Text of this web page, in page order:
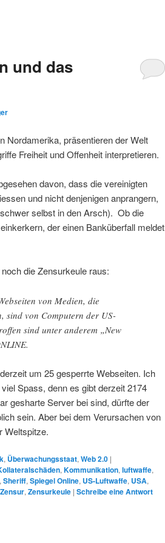
und das
Nordamerika, präsentieren der Welt
Freiheit und Offenheit interpretieren.
davon, dass die vereinigten
und nicht denjenigen anprangern,
selbst in den Arsch). Ob die
der einen Banküberfall meldet
die Zensurkeule raus:
von Medien, die
sind von Computern der US-
sind unter anderem „New
um 25 gesperrte Webseiten. Ich
Spass, denn es gibt derzeit 2174
gesharte Server bei sind, dürfte der
sein. Aber bei dem Verursachen von
Weltspitze.
, Überwachungsstaat,Web 2.0 |
,Kommunikation,luftwaffe,
,Sheriff,Spiegel Online, US-Luftwaffe, USA,
Zensur,Zensurkeule | Schreibe eine Antwort